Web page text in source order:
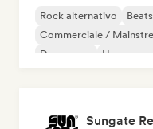
Rock alternativo
Commerciale /
Dream pop
House
Sungate